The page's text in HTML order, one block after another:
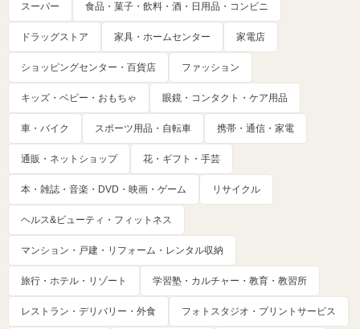
スーパー 食品・菓子・飲料・酒・日用品・コンビニ
ドラッグストア 家具・ホームセンター 家電店
ショッピングセンター・百貨店 ファッション
キッズ・ベビー・おもちゃ 眼鏡・コンタクト・ケア用品
車・バイク スポーツ用品・自転車 携帯・通信・家電
通販・ネットショップ 花・ギフト・手芸
本・雑誌・音楽・DVD・映画・ゲーム リサイクル
ヘルス&ビューティ・フィットネス
マンション・戸建・リフォーム・レンタル収納
旅行・ホテル・リゾート 学習塾・カルチャー・教育・教習所
レストラン・デリバリー・外食 フォトスタジオ・プリントサービス